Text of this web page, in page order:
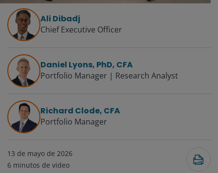
Vídeo
Ali Dibadj
Chief Executive Officer
Daniel Lyons, PhD, CFA
Portfolio Manager | Research Analyst
Richard Clode, CFA
Portfolio Manager
13 de mayo de 2026
6 minutos de video